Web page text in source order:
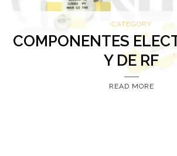
CATEGORY
COMPONENTES
Y DE RF
READ MORE